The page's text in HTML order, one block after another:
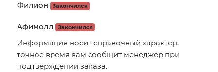
Филион Закончился
Афимолл Закончился
Информация носит справочный характер,
точное время вам сообщит менеджер при
подтверждении заказа.